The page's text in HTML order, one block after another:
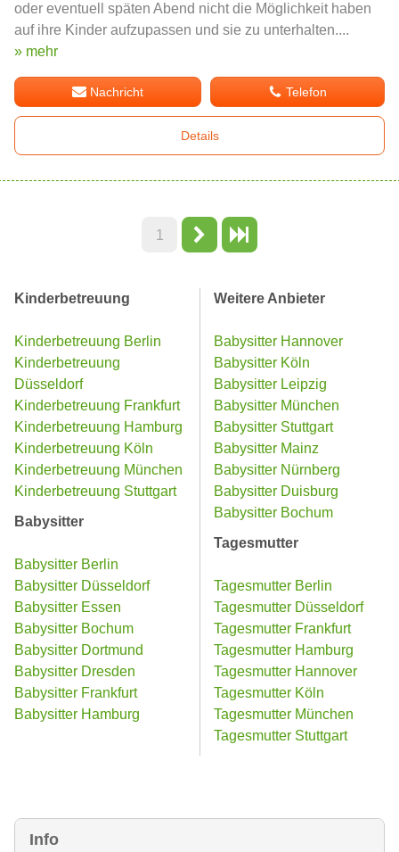
Info
oder eventuell späten Abend nicht die Möglichkeit haben
auf ihre Kinder aufzupassen und sie zu unterhalten....
» mehr
Nachricht Telefon
Details
1
Kinderbetreuung
Kinderbetreuung Berlin
Kinderbetreuung
Düsseldorf
Kinderbetreuung Frankfurt
Kinderbetreuung Hamburg
Kinderbetreuung Köln
Kinderbetreuung München
Kinderbetreuung Stuttgart
Babysitter
Babysitter Berlin
Babysitter Düsseldorf
Babysitter Essen
Babysitter Bochum
Babysitter Dortmund
Babysitter Dresden
Babysitter Frankfurt
Babysitter Hamburg
Weitere Anbieter
Babysitter Hannover
Babysitter Köln
Babysitter Leipzig
Babysitter München
Babysitter Stuttgart
Babysitter Mainz
Babysitter Nürnberg
Babysitter Duisburg
Babysitter Bochum
Tagesmutter
Tagesmutter Berlin
Tagesmutter Düsseldorf
Tagesmutter Frankfurt
Tagesmutter Hamburg
Tagesmutter Hannover
Tagesmutter Köln
Tagesmutter München
Tagesmutter Stuttgart